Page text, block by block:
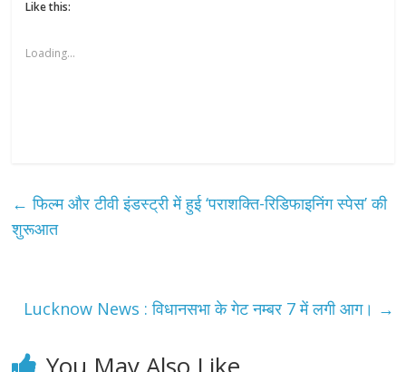
Like this:
Loading...
← फिल्म और टीवी इंडस्ट्री में हुई ‘पराशक्ति-रिडिफाइनिंग स्पेस’ की
शुरूआत
Lucknow News : विधानसभा के गेट नम्बर 7 में लगी आग। →
You May Also Like